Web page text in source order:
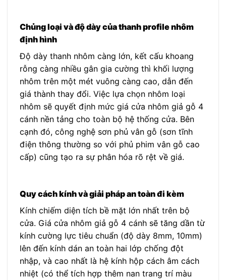
Chủng loại và độ dày của thanh profile nhôm
định hình
Độ dày thanh nhôm càng lớn, kết cấu khoang
rỗng càng nhiều gân gia cường thì khối lượng
nhôm trên một mét vuông càng cao, dẫn đến
giá thành thay đổi. Việc lựa chọn nhôm loại
nhôm sẽ quyết định mức giá cửa nhôm giả gỗ 4
cánh nền tảng cho toàn bộ hệ thống cửa. Bên
cạnh đó, công nghệ sơn phủ vân gỗ (sơn tĩnh
điện thông thường so với phủ phim vân gỗ cao
cấp) cũng tạo ra sự phân hóa rõ rệt về giá.
Quy cách kính và giải pháp an toàn đi kèm
Kính chiếm diện tích bề mặt lớn nhất trên bộ
cửa. Giá cửa nhôm giả gỗ 4 cánh sẽ tăng dần từ
kính cường lực tiêu chuẩn (độ dày 8mm, 10mm)
lên đến kính dán an toàn hai lớp chống đột
nhập, và cao nhất là hệ kính hộp cách âm cách
nhiệt (có thể tích hợp thêm nan trang trí màu